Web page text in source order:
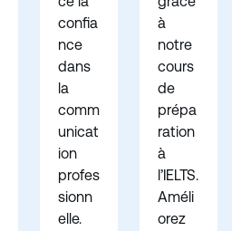
confia
nce
dans
la
comm
unicat
ion
profes
sionn
elle.
à
notre
cours
de
prépa
ration
à
l’IELTS.
Améli
orez